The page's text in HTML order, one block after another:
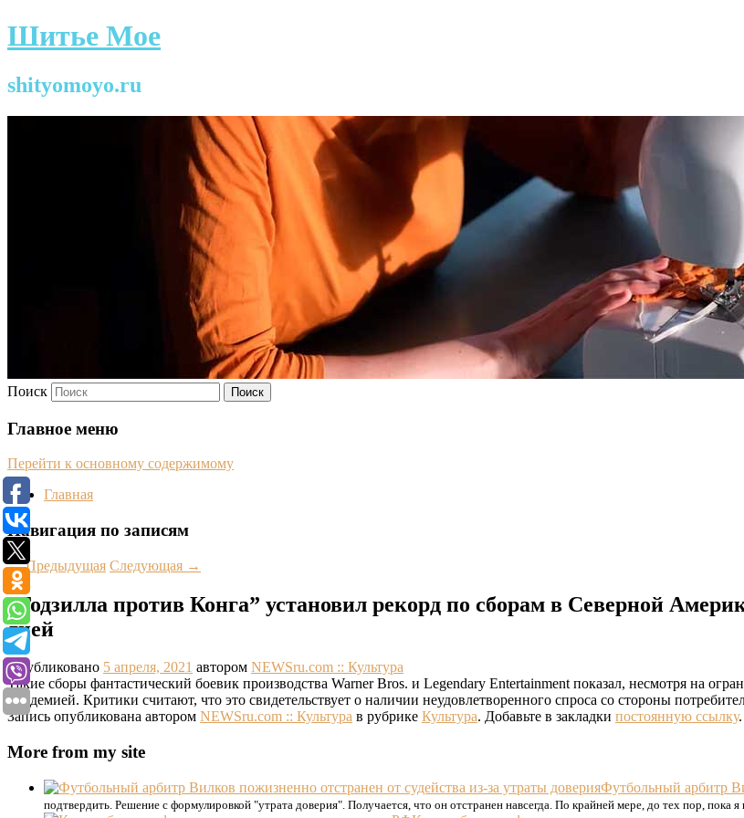
Шитье Мое
shityomoyo.ru
Поиск
Главное меню
Перейти к основному содержимому
Главная
Навигация по записям
←Предыдущая Следующая →
“Годзилла против Конга” установил рекорд по сборам в Северной
дней
Опубликовано 5 апреля, 2021 автором NEWSru.com :: Культура
Такие сборы фантастический боевик производства Warner Bros. и Legendary Entertainment показал, несмотря на
пандемией. Критики считают, что это свидетельствует о наличии неудовлетворенного спроса со стороны
Запись опубликована автором NEWSru.com :: Культура в рубрике Культура. Добавьте в закладки постоянную ссылку.
More from my site
Футбольный арбитр
подтвердить. Решение с формулировкой "утрата доверия". Получается, что он отстранен навсегда. По крайней мере, до тех пор, пока